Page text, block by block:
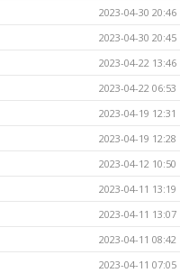
2023-04-30 20:46
2023-04-30 20:45
2023-04-22 13:46
2023-04-22 06:53
2023-04-19 12:31
2023-04-19 12:28
2023-04-12 10:50
2023-04-11 13:19
2023-04-11 13:07
2023-04-11 08:42
2023-04-11 07:05